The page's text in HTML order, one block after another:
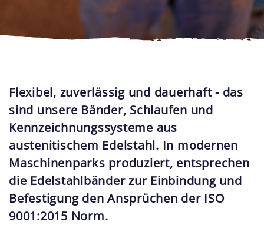
Flexibel, zuverlässig und dauerhaft - das
sind unsere Bänder, Schlaufen und
Kennzeichnungssysteme aus
austenitischem Edelstahl. In modernen
Maschinenparks produziert, entsprechen
die Edelstahlbänder zur Einbindung und
Befestigung den Ansprüchen der ISO
9001:2015 Norm.